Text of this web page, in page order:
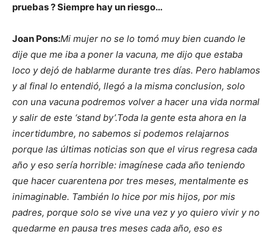
pruebas ? Siempre hay un riesgo…
Joan Pons:Mi mujer no se lo tomó muy bien cuando le
dije que me iba a poner la vacuna, me dijo que estaba
loco y dejó de hablarme durante tres días. Pero hablamos
y al final lo entendió, llegó a la misma conclusion, solo
con una vacuna podremos volver a hacer una vida normal
y salir de este ‘stand by’.Toda la gente esta ahora en la
incertidumbre, no sabemos si podemos relajarnos
porque las últimas noticias son que el virus regresa cada
año y eso sería horrible: imagínese cada año teniendo
que hacer cuarentena por tres meses, mentalmente es
inimaginable. También lo hice por mis hijos, por mis
padres, porque solo se vive una vez y yo quiero vivir y no
quedarme en pausa tres meses cada año, eso es